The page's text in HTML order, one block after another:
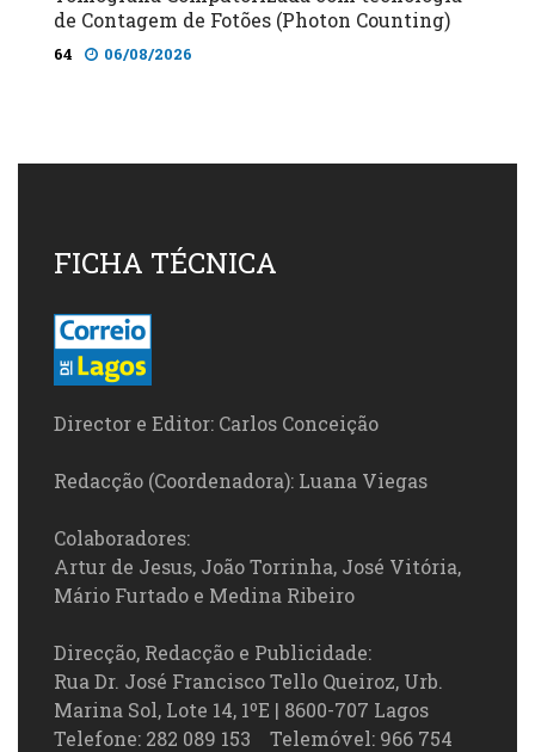
de Contagem de Fotões (Photon Counting)
64 06/08/2026
FICHA TÉCNICA
Director e Editor: Carlos Conceição
Redacção (Coordenadora): Luana Viegas
Colaboradores:
Artur de Jesus, João Torrinha, José Vitória,
Mário Furtado e Medina Ribeiro
Direcção, Redacção e Publicidade:
Rua Dr. José Francisco Tello Queiroz, Urb.
Marina Sol, Lote 14, 1ºE | 8600-707 Lagos
Telefone: 282 089 153 Telemóvel: 966 754